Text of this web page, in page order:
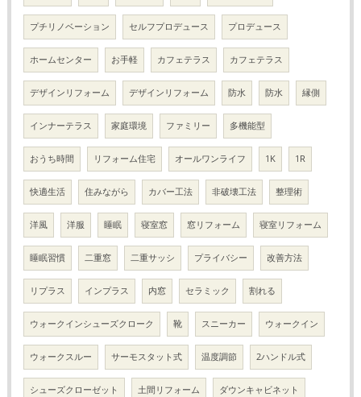
プチリノベーション セルフプロデュース プロデュース
ホームセンター お手軽 カフェテラス カフェテラス
デザインリフォーム デザインリフォーム 防水 防水 縁側
インナーテラス 家庭環境 ファミリー 多機能型
おうち時間 リフォーム住宅 オールワンライフ 1K 1R
快適生活 住みながら カバー工法 非破壊工法 整理術
洋風 洋服 睡眠 寝室窓 窓リフォーム 寝室リフォーム
睡眠習慣 二重窓 二重サッシ プライバシー 改善方法
リプラス インプラス 内窓 セラミック 割れる
ウォークインシューズクローク 靴 スニーカー ウォークイン
ウォークスルー サーモスタット式 温度調節 2ハンドル式
シューズクローゼット 土間リフォーム ダウンキャビネット